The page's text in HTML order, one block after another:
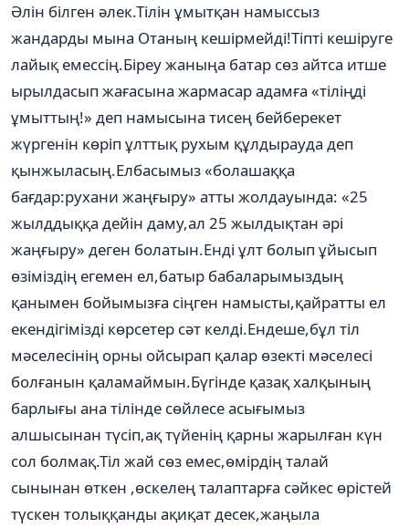
Әлін білген әлек.Тілін ұмытқан намыссыз
жандарды мына Отаның кешірмейді!Тіпті кешіруге
лайық емессің.Біреу жаныңа батар сөз айтса итше
ырылдасып жағасына жармасар адамға «тіліңді
ұмыттың!» деп намысына тисең бейберекет
жүргенін көріп ұлттық рухым құлдырауда деп
қынжыласың.Елбасымыз «болашаққа
бағдар:рухани жаңғыру» атты жолдауында: «25
жылддыққа дейін даму,ал 25 жылдықтан әрі
жаңғыру» деген болатын.Енді ұлт болып ұйысып
өзіміздің егемен ел,батыр бабаларымыздың
қанымен бойымызға сіңген намысты,қайратты ел
екендігімізді көрсетер сәт келді.Ендеше,бұл тіл
мәселесінің орны ойсырап қалар өзекті мәселесі
болғанын қаламаймын.Бүгінде қазақ халқының
барлығы ана тілінде сөйлесе асығымыз
алшысынан түсіп,ақ түйенің қарны жарылған күн
сол болмақ.Тіл жай сөз емес,өмірдің талай
сынынан өткен ,өскелең талаптарға сәйкес өрістей
түскен толыққанды ақиқат десек,жаңыла